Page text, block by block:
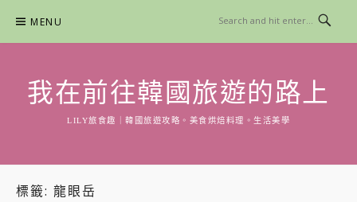
content
MENU
我在前往韓國旅遊的路上
LILY旅食趣｜韓國旅遊攻略。美食烘焙料理。生活美學
標籤: 龍眼岳